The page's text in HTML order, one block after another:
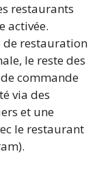
restaurants
activée.
de restauration
le reste des
commande
via des
et une
le restaurant